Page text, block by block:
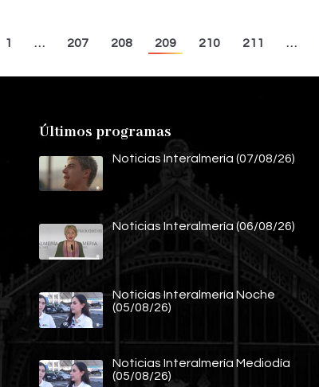
1 … 207 208 209 210 211 …
Últimos programas
Noticias Interalmería (07/08/26)
Noticias Interalmería (06/08/26)
Noticias Interalmería Noche
(05/08/26)
Noticias Interalmería Mediodía
(05/08/26)